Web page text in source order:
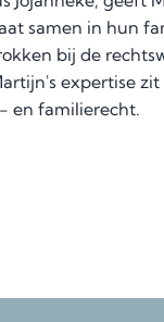
samen in hun
bij de
expertise
en familierecht.